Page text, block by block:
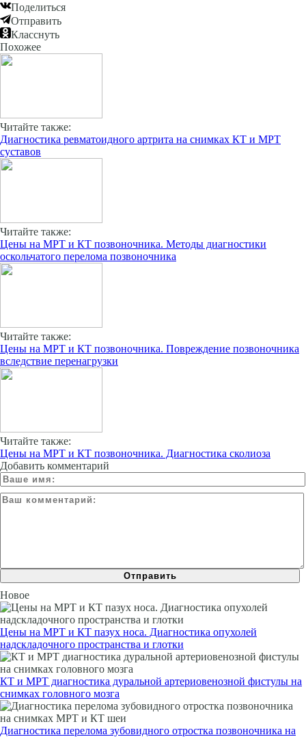
Поделиться
Отправить
Класснуть
Похожее
Читайте также:
Диагностика ревматоидного артрита на снимках КТ и МРТ
суставов
Читайте также:
Цены на МРТ и КТ позвоночника. Методы диагностики
оскольчатого перелома позвоночника
Читайте также:
Цены на МРТ и КТ позвоночника. Повреждение позвоночника
вследствие перенагрузки
Читайте также:
Цены на МРТ и КТ позвоночника. Диагностика сколиоза
Добавить комментарий
Новое
Цены на МРТ и КТ пазух носа. Диагностика опухолей
надскладочного пространства и глотки
КТ и МРТ диагностика дуральной артериовенозной фистулы на
снимках головного мозга
Диагностика перелома зубовидного отростка позвоночника на